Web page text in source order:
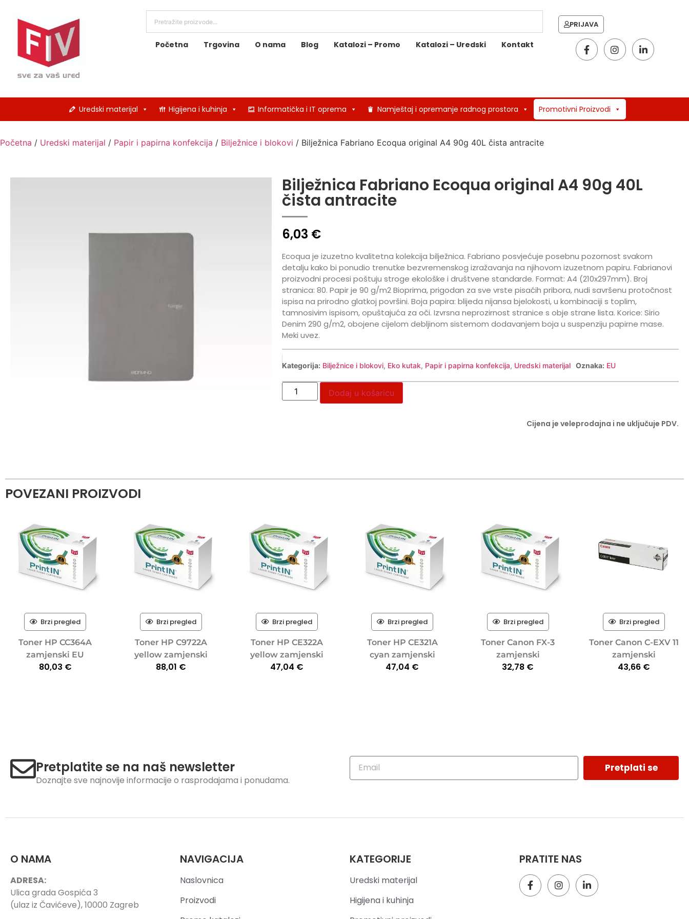
Početna Trgovina O nama Blog Katalozi – Promo Katalozi – Uredski Kontakt
PRIJAVA
Uredski materijal Higijena i kuhinja Informatička i IT oprema Namještaj i opremanje radnog prostora Promotivni Proizvodi
Početna / Uredski materijal / Papir i papirna konfekcija / Bilježnice i blokovi / Bilježnica Fabriano Ecoqua original A4 90g 40L čista antracite
Bilježnica Fabriano Ecoqua original A4 90g 40L
čista antracite
6,03 €
Ecoqua je izuzetno kvalitetna kolekcija bilježnica. Fabriano posvjećuje posebnu pozornost svakom
detalju kako bi ponudio trenutke bezvremenskog izražavanja na njihovom izuzetnom papiru. Fabrianovi
proizvodni procesi poštuju stroge ekološke i društvene standarde. Format: A4 (210x297mm). Broj
stranica: 80. Papir je 90 g/m2 Bioprima, prigodan za sve vrste pisaćih pribora, nudi savršenu protočnost
ispisa na prirodno glatkoj površini. Boja papira: blijeda nijansa bjelokosti, u kombinaciji s toplim,
tamnosivim ispisom, opuštajuća za oči. Izvrsna neprozirnost stranice s obje strane lista. Korice: Sirio
Denim 290 g/m2, obojene cijelom debljinom sistemom dodavanjem boja u suspenziju papirne mase.
Meki uvez.
Kategorija: Bilježnice i blokovi, Eko kutak, Papir i papirna konfekcija, Uredski materijal Oznaka: EU
Dodaj u košaricu
Cijena je veleprodajna i ne uključuje PDV.
POVEZANI PROIZVODI
Brzi pregled
Toner HP CC364A
zamjenski EU
80,03 €
Brzi pregled
Toner HP C9722A
yellow zamjenski
88,01 €
Brzi pregled
Toner HP CE322A
yellow zamjenski
47,04 €
Brzi pregled
Toner HP CE321A
cyan zamjenski
47,04 €
Brzi pregled
Toner Canon FX-3
zamjenski
32,78 €
Brzi pregled
Toner Canon C-EXV 11
zamjenski
43,66 €
Pretplatite se na naš newsletter
Doznajte sve najnovije informacije o rasprodajama i ponudama.
Pretplati se
O NAMA
ADRESA:
Ulica grada Gospića 3
(ulaz iz Čavićeve), 10000 Zagreb
NAVIGACIJA
Naslovnica
Proizvodi
KATEGORIJE
Uredski materijal
Higijena i kuhinja
PRATITE NAS